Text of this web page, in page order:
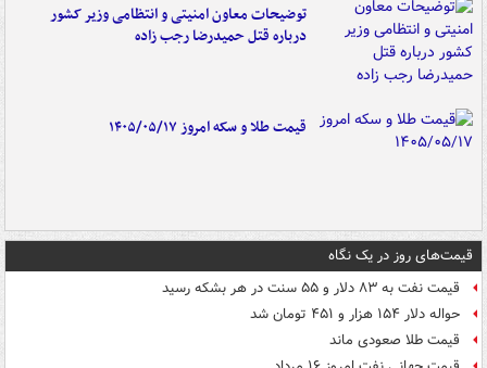
توضیحات معاون امنیتی و انتظامی وزیر کشور
درباره قتل حمیدرضا رجب زاده
قیمت طلا و سکه امروز ۱۴۰۵/۰۵/۱۷
قیمت‌های روز در یک نگاه
قیمت نفت به ۸۳ دلار و ۵۵ سنت در هر بشکه رسید
حواله دلار ۱۵۴ هزار و ۴۵۱ تومان شد
قیمت طلا صعودی ماند